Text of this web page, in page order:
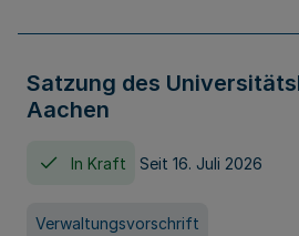
Satzung des
Aachen
In Kraft Seit 16. Juli 2026
Verwaltungsvorschrift